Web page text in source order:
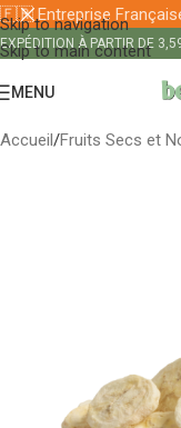
Skip to navigation
Skip to main content
🇫🇷 Entreprise
EXPÉDITION À PARTIR DE
MENU
Accueil/Fruits Secs et